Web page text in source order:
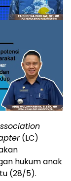
(LC)
hukum anak
(28/5).